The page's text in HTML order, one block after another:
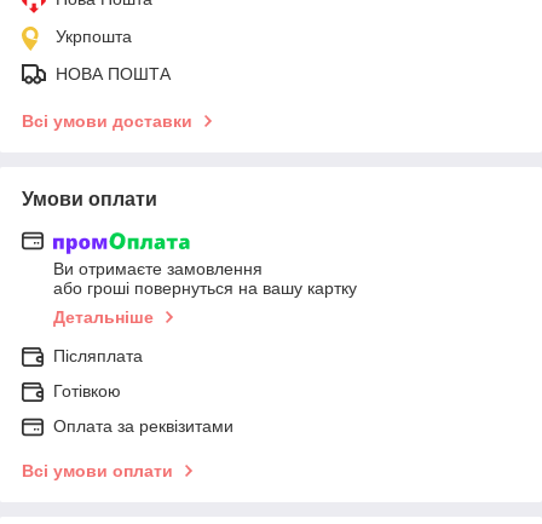
Укрпошта
НОВА ПОШТА
Всі умови доставки
Умови оплати
Ви отримаєте замовлення
або гроші повернуться на вашу картку
Детальніше
Післяплата
Готівкою
Оплата за реквізитами
Всі умови оплати